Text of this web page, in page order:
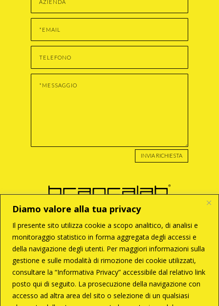
Diamo valore alla tua privacy
Il presente sito utilizza cookie a scopo analitico, di analisi e
monitoraggio statistico in forma aggregata degli accessi e
della navigazione degli utenti. Per maggiori informazioni sulla
gestione e sulle modalità di rimozione dei cookie utilizzati,
consultare la “Informativa Privacy” accessibile dal relativo link
posto qui di seguito. La prosecuzione della navigazione con
accesso ad altra area del sito o selezione di un qualsiasi
INVIA RICHIESTA
BRANCA S.r.l
Via Enzo Tortora, 121
00188 – Roma
C +39 338 6287261
branca@brancalab.com
P.Iva 02096671009